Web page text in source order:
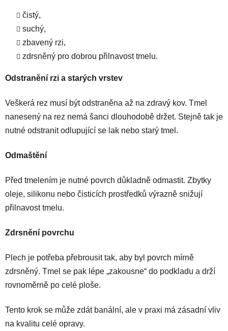
čistý,
suchý,
zbavený rzi,
zdrsněný pro dobrou přilnavost tmelu.
Odstranění rzi a starých vrstev
Veškerá rez musí být odstraněna až na zdravý kov. Tmel
nanesený na rez nemá šanci dlouhodobě držet. Stejně tak je
nutné odstranit odlupující se lak nebo starý tmel.
Odmaštění
Před tmelením je nutné povrch důkladně odmastit. Zbytky
oleje, silikonu nebo čisticích prostředků výrazně snižují
přilnavost tmelu.
Zdrsnění povrchu
Plech je potřeba přebrousit tak, aby byl povrch mírně
zdrsněný. Tmel se pak lépe „zakousne“ do podkladu a drží
rovnoměrně po celé ploše.
Tento krok se může zdát banální, ale v praxi má zásadní vliv
na kvalitu celé opravy.